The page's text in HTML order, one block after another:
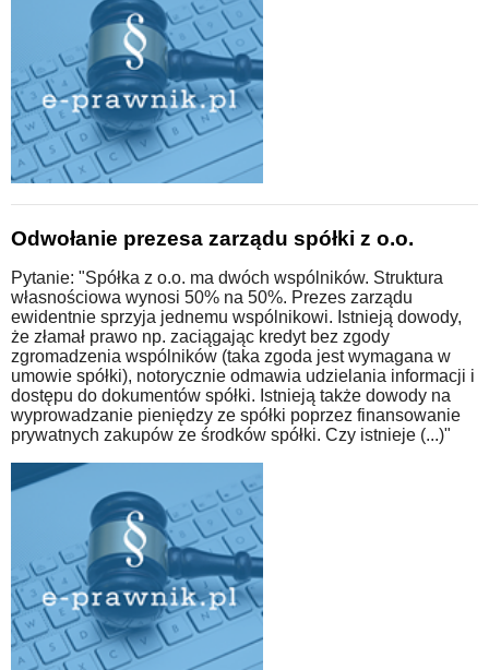
Odwołanie prezesa zarządu spółki z o.o.
Pytanie: "Spółka z o.o. ma dwóch wspólników. Struktura
własnościowa wynosi 50% na 50%. Prezes zarządu
ewidentnie sprzyja jednemu wspólnikowi. Istnieją dowody,
że złamał prawo np. zaciągając kredyt bez zgody
zgromadzenia wspólników (taka zgoda jest wymagana w
umowie spółki), notorycznie odmawia udzielania informacji i
dostępu do dokumentów spółki. Istnieją także dowody na
wyprowadzanie pieniędzy ze spółki poprzez finansowanie
prywatnych zakupów ze środków spółki. Czy istnieje (...)"